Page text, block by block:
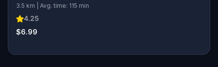
3.5 km | Avg. time: 115 min
4.25
$6.99